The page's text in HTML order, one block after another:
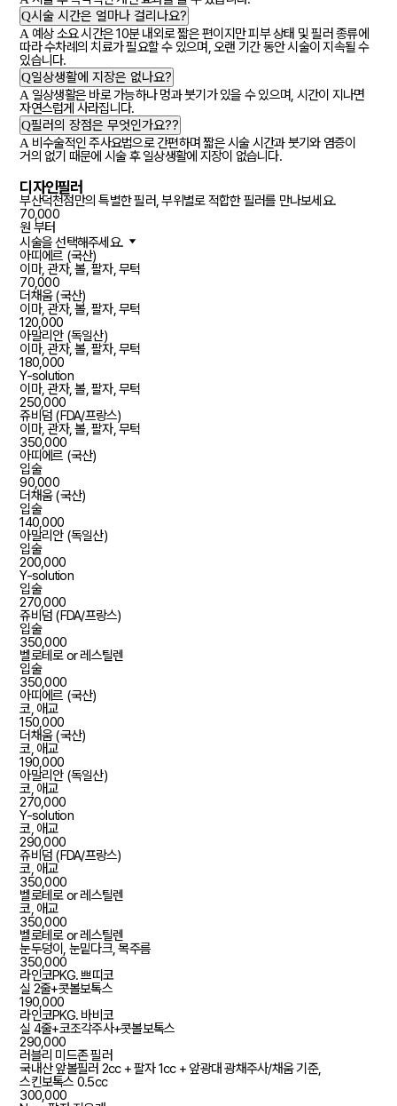
Q시술 시간은 얼마나 걸리나요?
A예상 소요 시간은 10분 내외로 짧은 편이지만 피부 상태 및 필러 종류에
따라 수차례의 치료가 필요할 수 있으며, 오랜 기간 동안 시술이 지속될 수
있습니다.
Q일상생활에 지장은 없나요?
A일상생활은 바로 가능하나 멍과 붓기가 있을 수 있으며, 시간이 지나면
자연스럽게 사라집니다.
Q필러의 장점은 무엇인가요??
A비수술적인 주사요법으로 간편하며 짧은 시술 시간과 붓기와 염증이
거의 없기 때문에 시술 후 일상생활에 지장이 없습니다.
디자인필러
부산덕천점만의 특별한 필러, 부위별로 적합한 필러를 만나보세요.
70,000
원 부터
시술을 선택해주세요.
아띠에르 (국산)
이마, 관자, 볼, 팔자, 무턱
70,000
더채움 (국산)
이마, 관자, 볼, 팔자, 무턱
120,000
아말리안 (독일산)
이마, 관자, 볼, 팔자, 무턱
180,000
Y-solution
이마, 관자, 볼, 팔자, 무턱
250,000
쥬비덤 (FDA/프랑스)
이마, 관자, 볼, 팔자, 무턱
350,000
아띠에르 (국산)
입술
90,000
더채움 (국산)
입술
140,000
아말리안 (독일산)
입술
200,000
Y-solution
입술
270,000
쥬비덤 (FDA/프랑스)
입술
350,000
벨로테로 or 레스틸렌
입술
350,000
아띠에르 (국산)
코, 애교
150,000
더채움 (국산)
코, 애교
190,000
아말리안 (독일산)
코, 애교
270,000
Y-solution
코, 애교
290,000
쥬비덤 (FDA/프랑스)
코, 애교
350,000
벨로테로 or 레스틸렌
코, 애교
350,000
벨로테로 or 레스틸렌
눈두덩이, 눈밑다크, 목주름
350,000
라인코PKG. 쁘띠코
실 2줄+콧볼보톡스
190,000
라인코PKG. 바비코
실 4줄+코조각주사+콧볼보톡스
290,000
러블리 미드존 필러
국내산 앞볼필러 2cc + 팔자 1cc + 앞광대 광채주사/채움 기준,
스킨보톡스 0.5cc
300,000